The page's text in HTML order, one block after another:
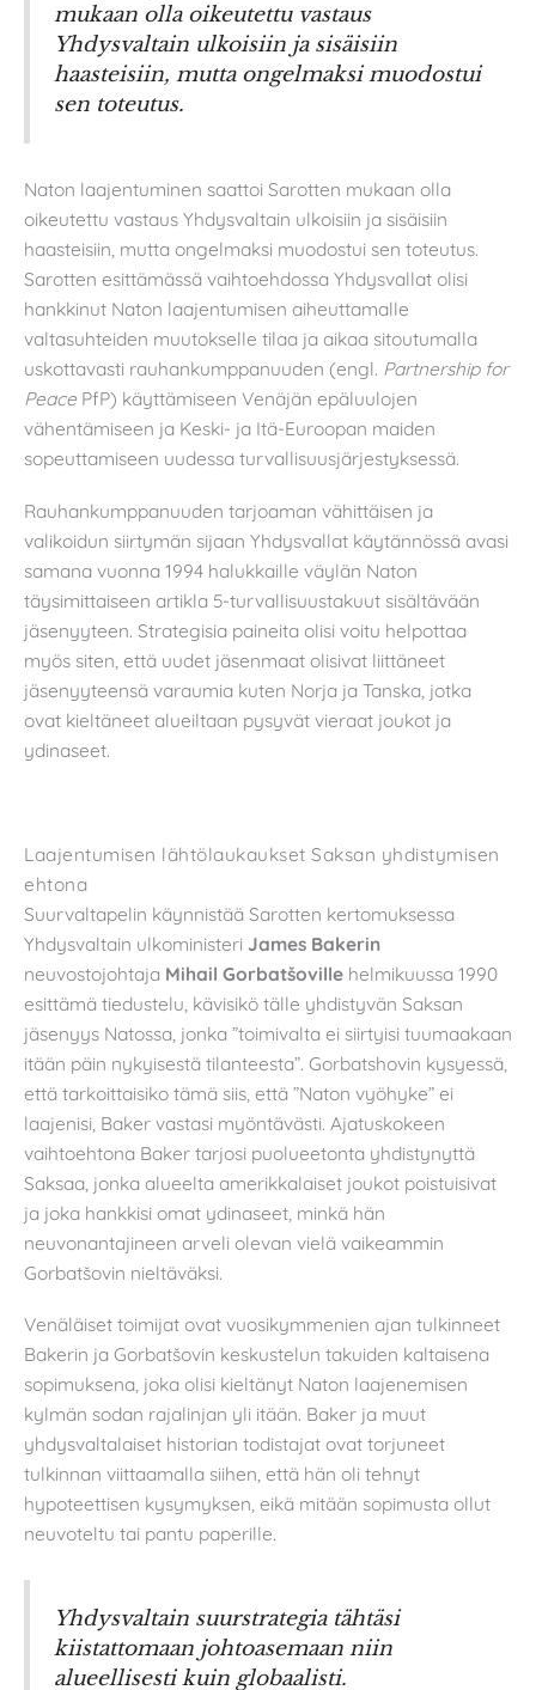
mukaan olla oikeutettu vastaus
Yhdysvaltain ulkoisiin ja sisäisiin
haasteisiin, mutta ongelmaksi muodostui
sen toteutus.
Naton laajentuminen saattoi Sarotten mukaan olla
oikeutettu vastaus Yhdysvaltain ulkoisiin ja sisäisiin
haasteisiin, mutta ongelmaksi muodostui sen toteutus.
Sarotten esittämässä vaihtoehdossa Yhdysvallat olisi
hankkinut Naton laajentumisen aiheuttamalle
valtasuhteiden muutokselle tilaa ja aikaa sitoutumalla
uskottavasti rauhankumppanuuden (engl. Partnership for
Peace PfP) käyttämiseen Venäjän epäluulojen
vähentämiseen ja Keski- ja Itä-Euroopan maiden
sopeuttamiseen uudessa turvallisuusjärjestyksessä.
Rauhankumppanuuden tarjoaman vähittäisen ja
valikoidun siirtymän sijaan Yhdysvallat käytännössä avasi
samana vuonna 1994 halukkaille väylän Naton
täysimittaiseen artikla 5-turvallisuustakuut sisältävään
jäsenyyteen. Strategisia paineita olisi voitu helpottaa
myös siten, että uudet jäsenmaat olisivat liittäneet
jäsenyyteensä varaumia kuten Norja ja Tanska, jotka
ovat kieltäneet alueiltaan pysyvät vieraat joukot ja
ydinaseet.
Laajentumisen lähtölaukaukset Saksan yhdistymisen
ehtona
Suurvaltapelin käynnistää Sarotten kertomuksessa
Yhdysvaltain ulkoministeri James Bakerin
neuvostojohtaja Mihail Gorbatšoville helmikuussa 1990
esittämä tiedustelu, kävisikö tälle yhdistyvän Saksan
jäsenyys Natossa, jonka ”toimivalta ei siirtyisi tuumaakaan
itään päin nykyisestä tilanteesta”. Gorbatshovin kysyessä,
että tarkoittaisiko tämä siis, että ”Naton vyöhyke” ei
laajenisi, Baker vastasi myöntävästi. Ajatuskokeen
vaihtoehtona Baker tarjosi puolueetonta yhdistynyttä
Saksaa, jonka alueelta amerikkalaiset joukot poistuisivat
ja joka hankkisi omat ydinaseet, minkä hän
neuvonantajineen arveli olevan vielä vaikeammin
Gorbatšovin nieltäväksi.
Venäläiset toimijat ovat vuosikymmenien ajan tulkinneet
Bakerin ja Gorbatšovin keskustelun takuiden kaltaisena
sopimuksena, joka olisi kieltänyt Naton laajenemisen
kylmän sodan rajalinjan yli itään. Baker ja muut
yhdysvaltalaiset historian todistajat ovat torjuneet
tulkinnan viittaamalla siihen, että hän oli tehnyt
hypoteettisen kysymyksen, eikä mitään sopimusta ollut
neuvoteltu tai pantu paperille.
Yhdysvaltain suurstrategia tähtäsi
kiistattomaan johtoasemaan niin
alueellisesti kuin globaalisti.